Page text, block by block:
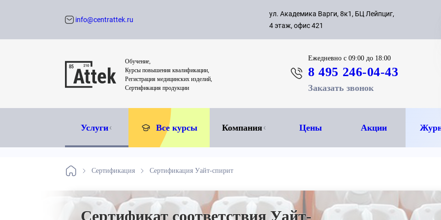
с 09:00
8 495
info@centrattek.ru
ул. Академика Варги, 8к1, БЦ Лейпциг,
4 этаж, офис 421
Обучение,
Курсы повышения квалификации,
Регистрация медицинских изделий,
Сертификация продукции
Ежедневнос 09:00 до 18:00
8 495 246-04-43
Заказать звонок
Услуги Все курсы Компания Цены Акции
Сертификация Сертификация Уайт-спирит
Сертификат соответствия Уайт-